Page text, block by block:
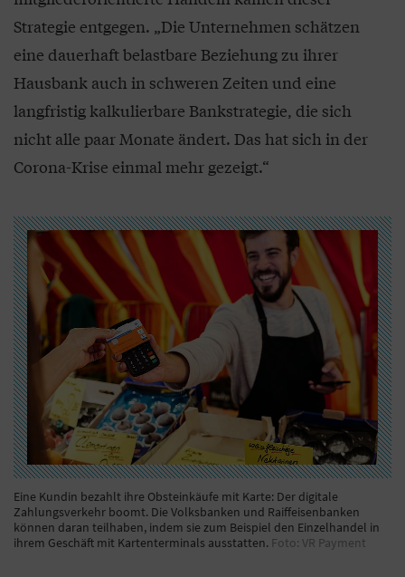
Strategie entgegen. „Die Unternehmen schätzen
eine dauerhaft belastbare Beziehung zu ihrer
Hausbank auch in schweren Zeiten und eine
langfristig kalkulierbare Bankstrategie, die sich
nicht alle paar Monate ändert. Das hat sich in der
Corona-Krise einmal mehr gezeigt.“
Eine Kundin bezahlt ihre Obsteinkäufe mit Karte: Der digitale
Zahlungsverkehr boomt. Die Volksbanken und Raiffeisenbanken
können daran teilhaben, indem sie zum Beispiel den Einzelhandel in
ihrem Geschäft mit Kartenterminals ausstatten. Foto: VR Payment